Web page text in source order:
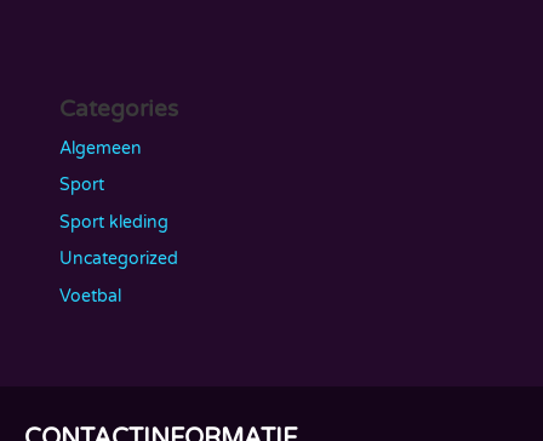
Categories
Algemeen
Sport
Sport kleding
Uncategorized
Voetbal